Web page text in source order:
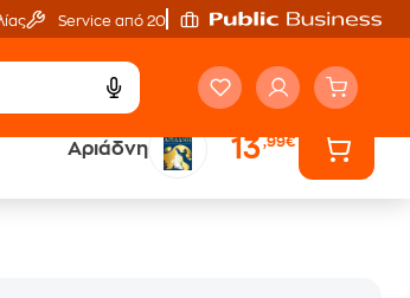
Service από 20'
Αριάδνη 13,99€
στον κόσμο